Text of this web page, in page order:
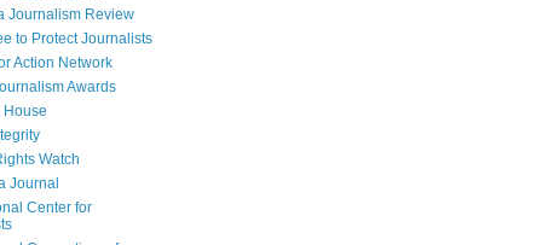
Journalism Review
to Protect Journalists
Action Network
Awards
House
Watch
Journal
Center for